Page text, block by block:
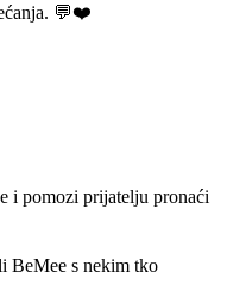
💬❤️
pomozi prijatelju pronaći
BeMee s nekim tko